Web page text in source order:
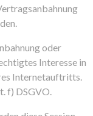
oder
Interesse in
Internetauftritts.
f) DSGVO.